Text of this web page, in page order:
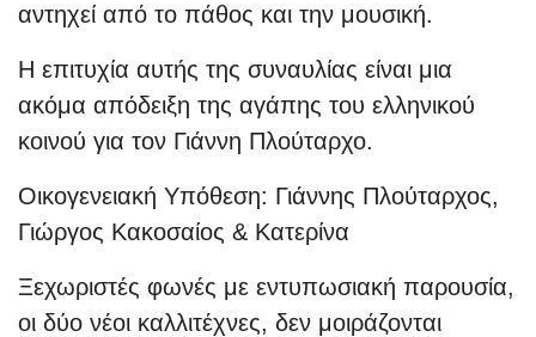
αντηχεί από το πάθος και την μουσική.
Η επιτυχία αυτής της συναυλίας είναι μια
ακόμα απόδειξη της αγάπης του ελληνικού
κοινού για τον Γιάννη Πλούταρχο.
Οικογενειακή Υπόθεση: Γιάννης Πλούταρχος,
Γιώργος Κακοσαίος & Κατερίνα
Ξεχωριστές φωνές με εντυπωσιακή παρουσία,
οι δύο νέοι καλλιτέχνες, δεν μοιράζονται